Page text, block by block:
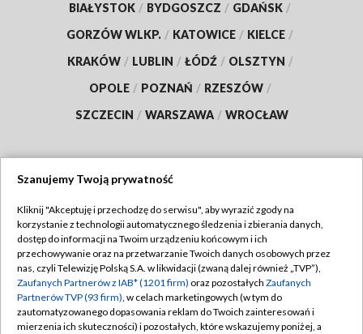
BIAŁYSTOK / BYDGOSZCZ / GDAŃSK /
GORZÓW WLKP. / KATOWICE / KIELCE /
KRAKÓW / LUBLIN / ŁÓDŹ / OLSZTYN /
OPOLE / POZNAŃ / RZESZÓW /
SZCZECIN / WARSZAWA / WROCŁAW
TVP
Abonament TVP
Emisja w TVP
Centrum informacji TVP
Regulamin TVP
Polityka prywatności
Moje zgody
Szanujemy Twoją prywatność
Kliknij "Akceptuję i przechodzę do serwisu", aby wyrazić zgody na
korzystanie z technologii automatycznego śledzenia i zbierania danych,
dostęp do informacji na Twoim urządzeniu końcowym i ich
przechowywanie oraz na przetwarzanie Twoich danych osobowych przez
nas, czyli Telewizję Polską S.A. w likwidacji (zwaną dalej również „TVP”),
Zaufanych Partnerów z IAB* (1201 firm) oraz pozostałych Zaufanych
Partnerów TVP (93 firm), w celach marketingowych (w tym do
zautomatyzowanego dopasowania reklam do Twoich zainteresowań i
mierzenia ich skuteczności) i pozostałych, które wskazujemy poniżej, a